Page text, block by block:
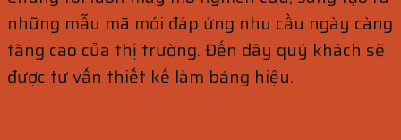
những mẫu mã mới đáp ứng nhu cầu ngày càng
tăng cao của thị trường. Đến đây quý khách sẽ
được tư vấn thiết kế làm bảng hiệu.